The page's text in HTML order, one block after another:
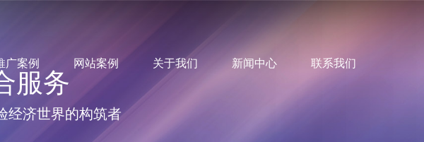
广案例 网站案例 关于我们 新闻中心 联系我们
服务
经济世界的构筑者